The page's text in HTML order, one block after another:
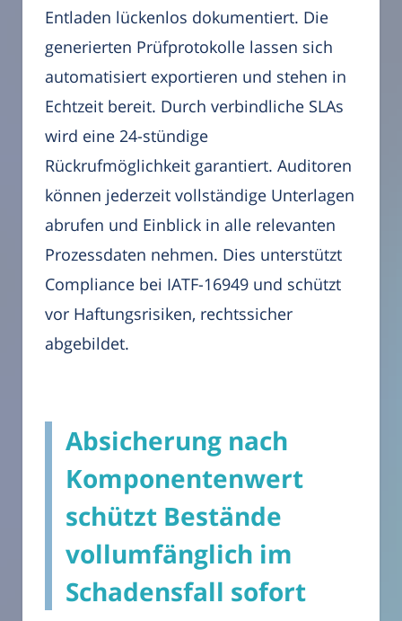
Entladen lückenlos dokumentiert. Die
generierten Prüfprotokolle lassen sich
automatisiert exportieren und stehen in
Echtzeit bereit. Durch verbindliche SLAs
wird eine 24-stündige
Rückrufmöglichkeit garantiert. Auditoren
können jederzeit vollständige Unterlagen
abrufen und Einblick in alle relevanten
Prozessdaten nehmen. Dies unterstützt
Compliance bei IATF-16949 und schützt
vor Haftungsrisiken, rechtssicher
abgebildet.
Absicherung nach
Komponentenwert
schützt Bestände
vollumfänglich im
Schadensfall sofort